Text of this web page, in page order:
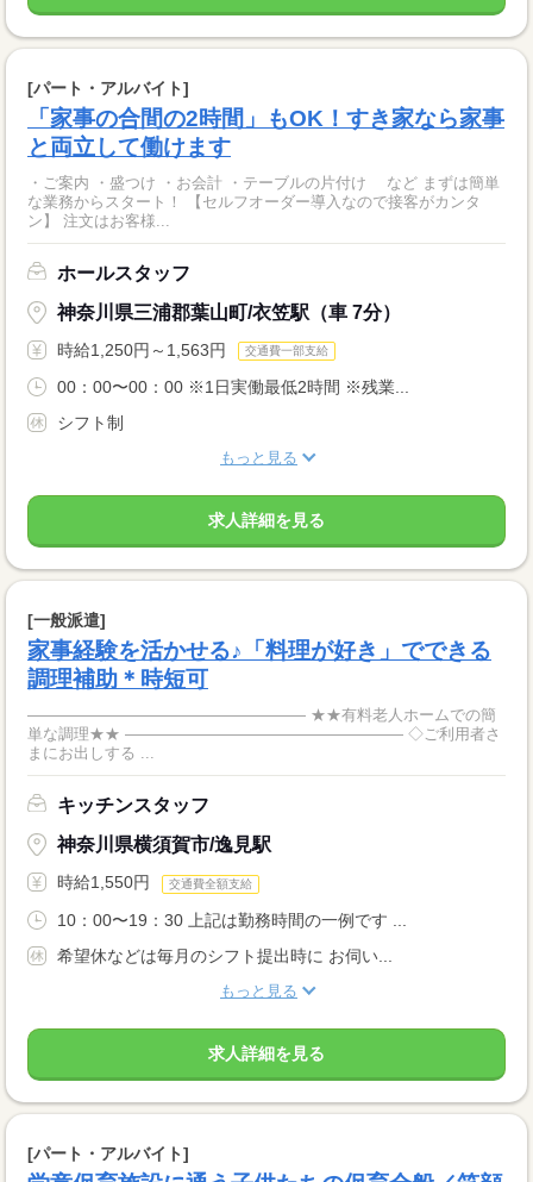
[パート・アルバイト]
「家事の合間の2時間」もOK！すき家なら家事
と両立して働けます
・ご案内 ・盛つけ ・お会計 ・テーブルの片付け など まずは簡単
な業務からスタート！ 【セルフオーダー導入なので接客がカンタ
ン】 注文はお客様...
ホールスタッフ
神奈川県三浦郡葉山町/衣笠駅（車 7分）
時給1,250円～1,563円 交通費一部支給
00：00〜00：00 ※1日実働最低2時間 ※残業...
シフト制
もっと見る
求人詳細を見る
[一般派遣]
家事経験を活かせる♪「料理が好き」でできる
調理補助＊時短可
―――――――――――――――――― ★★有料老人ホームでの簡
単な調理★★ ―――――――――――――――――― ◇ご利用者さ
まにお出しする ...
キッチンスタッフ
神奈川県横須賀市/逸見駅
時給1,550円 交通費全額支給
10：00〜19：30 上記は勤務時間の一例です ...
希望休などは毎月のシフト提出時に お伺い...
もっと見る
求人詳細を見る
[パート・アルバイト]